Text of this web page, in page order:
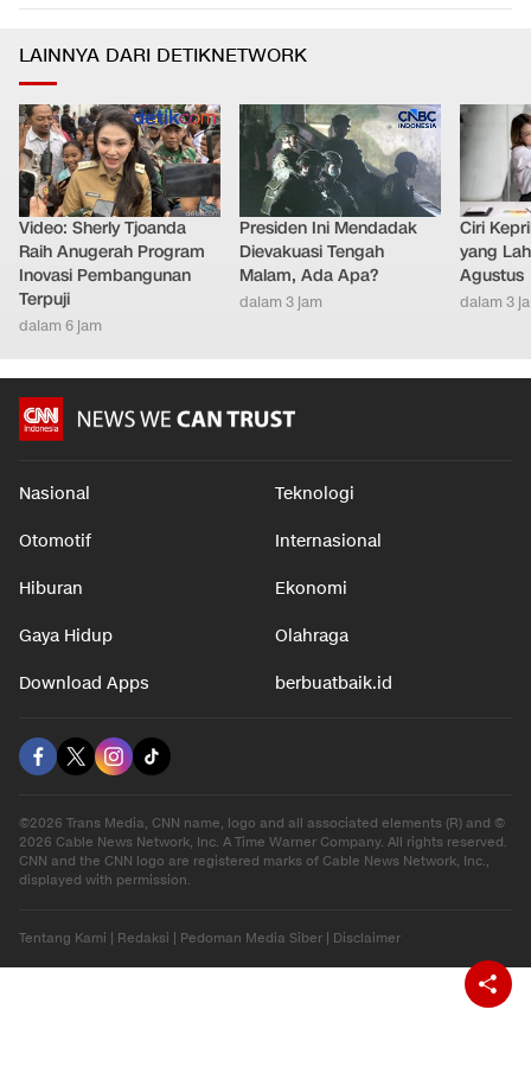
LAINNYA DARI DETIKNETWORK
Video: Sherly Tjoanda
Raih Anugerah Program
Inovasi Pembangunan
Terpuji
dalam 6 jam
Presiden Ini Mendadak
Dievakuasi Tengah
Malam, Ada Apa?
dalam 3 jam
Ciri
yang
Agustus
dalam 3
Nasional Teknologi
Otomotif Internasional
Hiburan Ekonomi
Gaya Hidup Olahraga
Download Apps berbuatbaik.id
©2026 Trans Media, CNN name, logo and all associated elements (R) and ©
2026 Cable News Network, Inc. A Time Warner Company. All rights reserved.
CNN and the CNN logo are registered marks of Cable News Network, Inc.,
displayed with permission.
Tentang Kami Redaksi Pedoman Media Siber Disclaimer